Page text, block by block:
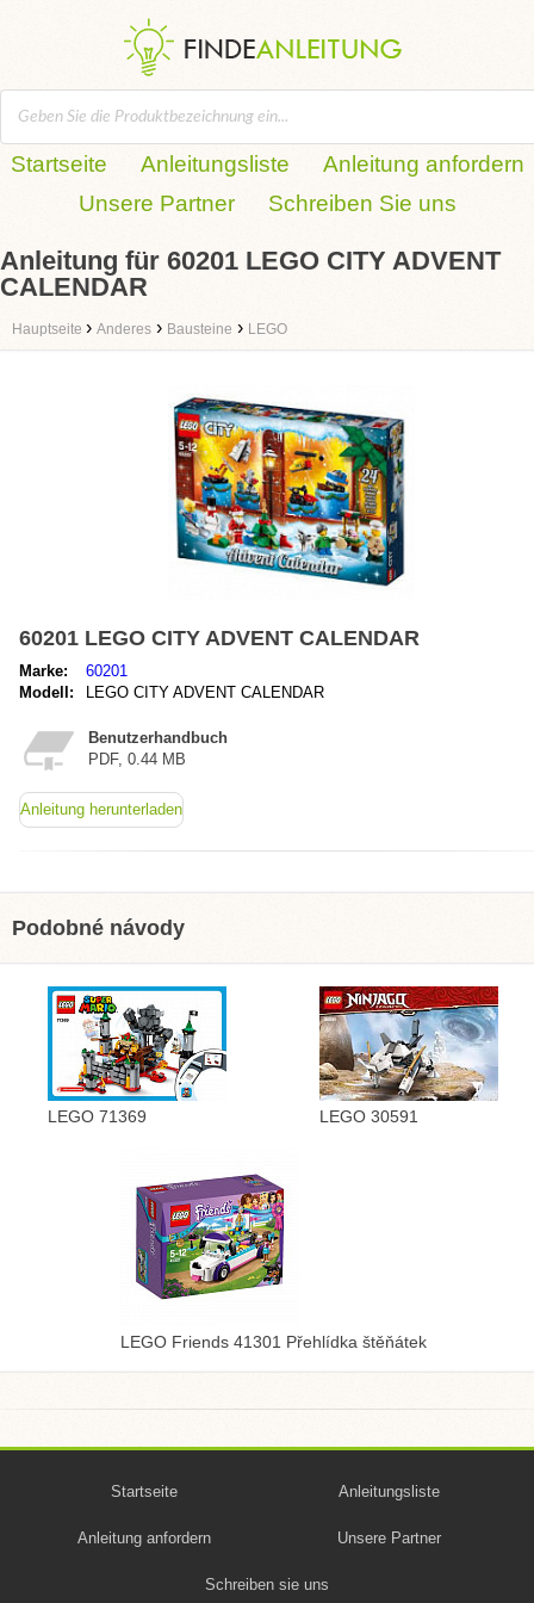
Startseite Anleitungsliste
Anleitung anfordern
Unsere Partner
Schreiben Sie uns
Anleitung für 60201 LEGO CITY ADVENT
CALENDAR
Hauptseite › Anderes › Bausteine › LEGO
60201 LEGO CITY ADVENT CALENDAR
Marke:
60201
Modell:
LEGO CITY ADVENT CALENDAR
Benutzerhandbuch
PDF, 0.44 MB
Anleitung herunterladen
Podobné návody
LEGO 71369 LEGO 30591
LEGO Friends 41301 Přehlídka štěňátek
Startseite Anleitungsliste
Anleitung anfordern Unsere Partner
Schreiben sie uns